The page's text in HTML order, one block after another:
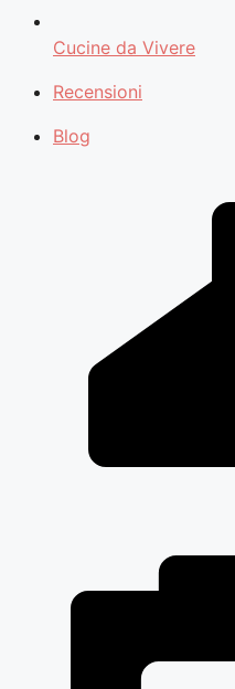
Cucine da Vivere
Recensioni
Blog